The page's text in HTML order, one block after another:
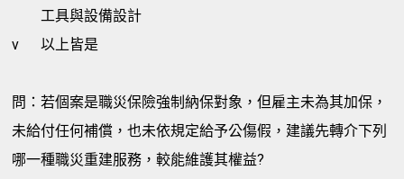
工具與設備設計
v
以上皆是
問：若個案是職災保險強制納保對象，但雇主未為其加保，
未給付任何補償，也未依規定給予公傷假，建議先轉介下列
哪一種職災重建服務，較能維護其權益?